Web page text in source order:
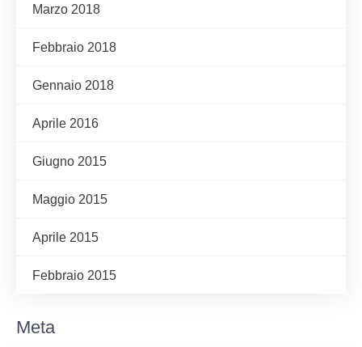
Marzo 2018
Febbraio 2018
Gennaio 2018
Aprile 2016
Giugno 2015
Maggio 2015
Aprile 2015
Febbraio 2015
Meta